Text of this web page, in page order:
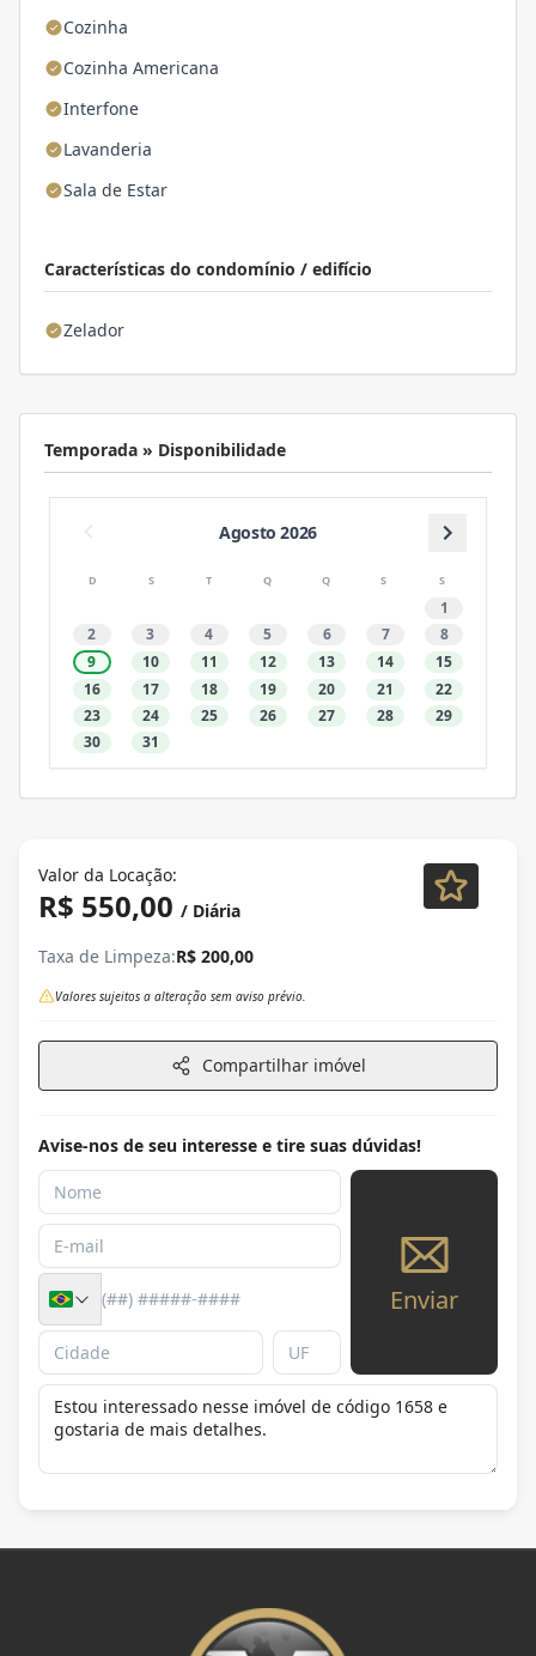
Cozinha
Cozinha Americana
Interfone
Lavanderia
Sala de Estar
Características do condomínio / edifício
Zelador
Temporada » Disponibilidade
Agosto 2026
D S T Q Q S S
1
2
3 4 5 6 7
8
9
10 11 12 13 14
15
16
17 18 19 20 21
22
23
24 25 26 27 28
29
30
31
Valor da Locação:
R$ 550,00 / Diária
Taxa de Limpeza:R$ 200,00
Valores sujeitos a alteração sem aviso prévio.
Compartilhar imóvel
Avise-nos de seu interesse e tire suas dúvidas!
Enviar